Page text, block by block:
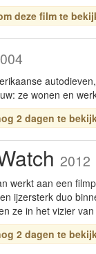
deze film te
ze wonen en
2 dagen te
2012
werkt aan een
ijzersterk duo
ze in het vizier
2 dagen te